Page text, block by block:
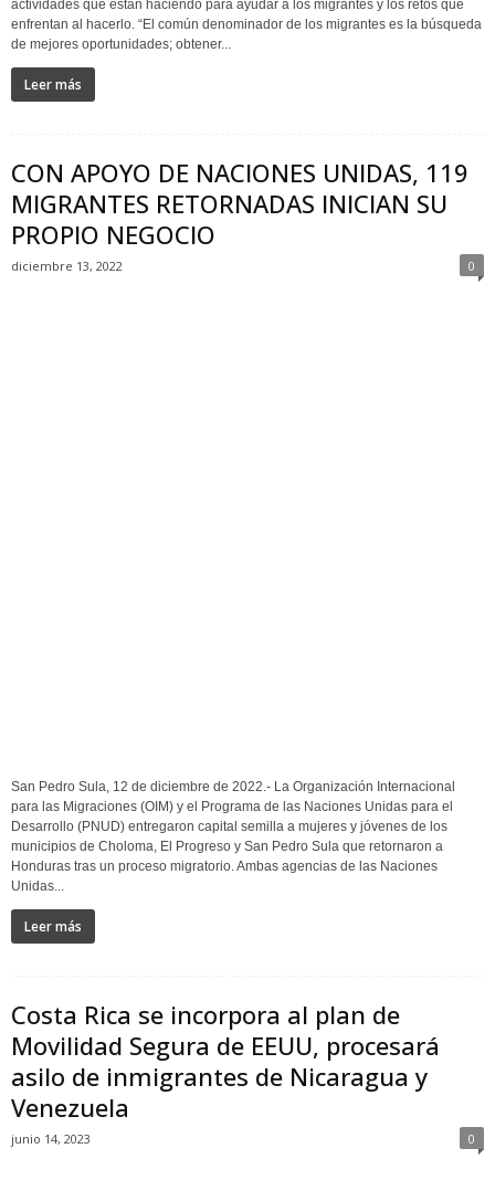
actividades que están haciendo para ayudar a los migrantes y los retos que
enfrentan al hacerlo. “El común denominador de los migrantes es la búsqueda
de mejores oportunidades; obtener...
Leer más
CON APOYO DE NACIONES UNIDAS, 119
MIGRANTES RETORNADAS INICIAN SU
PROPIO NEGOCIO
diciembre 13, 2022 0
San Pedro Sula, 12 de diciembre de 2022.- La Organización Internacional
para las Migraciones (OIM) y el Programa de las Naciones Unidas para el
Desarrollo (PNUD) entregaron capital semilla a mujeres y jóvenes de los
municipios de Choloma, El Progreso y San Pedro Sula que retornaron a
Honduras tras un proceso migratorio. Ambas agencias de las Naciones
Unidas...
Leer más
Costa Rica se incorpora al plan de
Movilidad Segura de EEUU, procesará
asilo de inmigrantes de Nicaragua y
Venezuela
junio 14, 2023 0